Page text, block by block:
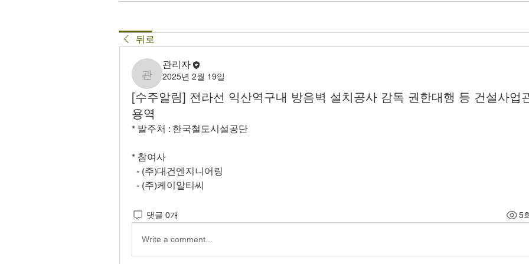
뒤로
관리자
관리자
2025년 2월 19일
[수주알림] 전라선 익산역구내 방음벽 설치공사 감독 권한대행 등 건설사업
용역
* 발주처 : 한국철도시설공단
* 참여사
- (주)대건엔지니어링
- (주)케이알티씨
댓글 0개 5
Write a comment...